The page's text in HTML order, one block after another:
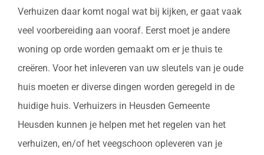
Verhuizen daar komt nogal wat bij kijken, er gaat vaak
veel voorbereiding aan vooraf. Eerst moet je andere
woning op orde worden gemaakt om er je thuis te
creëren. Voor het inleveren van uw sleutels van je oude
huis moeten er diverse dingen worden geregeld in de
huidige huis. Verhuizers in Heusden Gemeente
Heusden kunnen je helpen met het regelen van het
verhuizen, en/of het veegschoon opleveren van je